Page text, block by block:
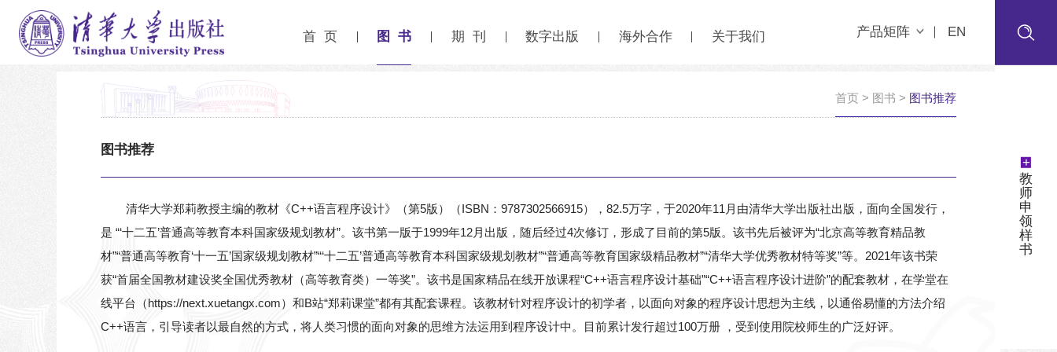
首 页 图 书 期 刊 数字出版 海外合作 关于我们 产品矩阵 EN
+
教
师
申
领
样
书
首页 > 图书 > 图书推荐
图书推荐
清华大学郑莉教授主编的教材《C++语言程序设计》（第5版）（ISBN：9787302566915），82.5万字，于2020年11月由清华大学出版社出版，面向全国发行，
是 “‘十二五’普通高等教育本科国家级规划教材”。该书第一版于1999年12月出版，随后经过4次修订，形成了目前的第5版。该书先后被评为“北京高等教育精品教
材”“普通高等教育‘十一五’国家级规划教材”“‘十二五’普通高等教育本科国家级规划教材”“普通高等教育国家级精品教材”“清华大学优秀教材特等奖”等。2021年该书荣
获“首届全国教材建设奖全国优秀教材（高等教育类）一等奖”。该书是国家精品在线开放课程“C++语言程序设计基础”“C++语言程序设计进阶”的配套教材，在学堂在
线平台（https://next.xuetangx.com）和B站“郑莉课堂”都有其配套课程。该教材针对程序设计的初学者，以面向对象的程序设计思想为主线，以通俗易懂的方法介绍
C++语言，引导读者以最自然的方式，将人类习惯的面向对象的思维方法运用到程序设计中。目前累计发行超过100万册 ，受到使用院校师生的广泛好评。